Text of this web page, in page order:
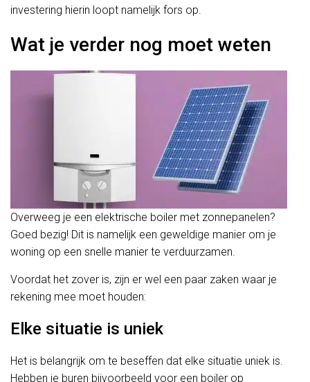
investering hierin loopt namelijk fors op.
Wat je verder nog moet weten
Overweeg je een elektrische boiler met zonnepanelen?
Goed bezig! Dit is namelijk een geweldige manier om je
woning op een snelle manier te verduurzamen.
Voordat het zover is, zijn er wel een paar zaken waar je
rekening mee moet houden:
Elke situatie is uniek
Het is belangrijk om te beseffen dat elke situatie uniek is.
Hebben je buren bijvoorbeeld voor een boiler op